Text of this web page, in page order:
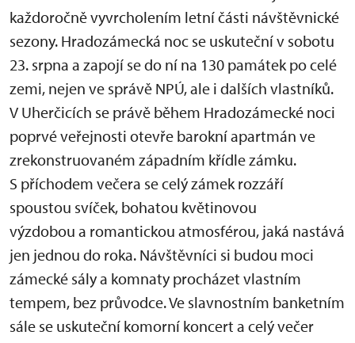
každoročně vyvrcholením letní části návštěvnické
sezony. Hradozámecká noc se uskuteční v sobotu
23. srpna a zapojí se do ní na 130 památek po celé
zemi, nejen ve správě NPÚ, ale i dalších vlastníků.
V Uherčicích se právě během Hradozámecké noci
poprvé veřejnosti otevře barokní apartmán ve
zrekonstruovaném západním křídle zámku.
S příchodem večera se celý zámek rozzáří
spoustou svíček, bohatou květinovou
výzdobou a romantickou atmosférou, jaká nastává
jen jednou do roka. Návštěvníci si budou moci
zámecké sály a komnaty procházet vlastním
tempem, bez průvodce. Ve slavnostním banketním
sále se uskuteční komorní koncert a celý večer